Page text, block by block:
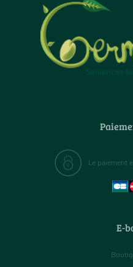
Le paiement
E-